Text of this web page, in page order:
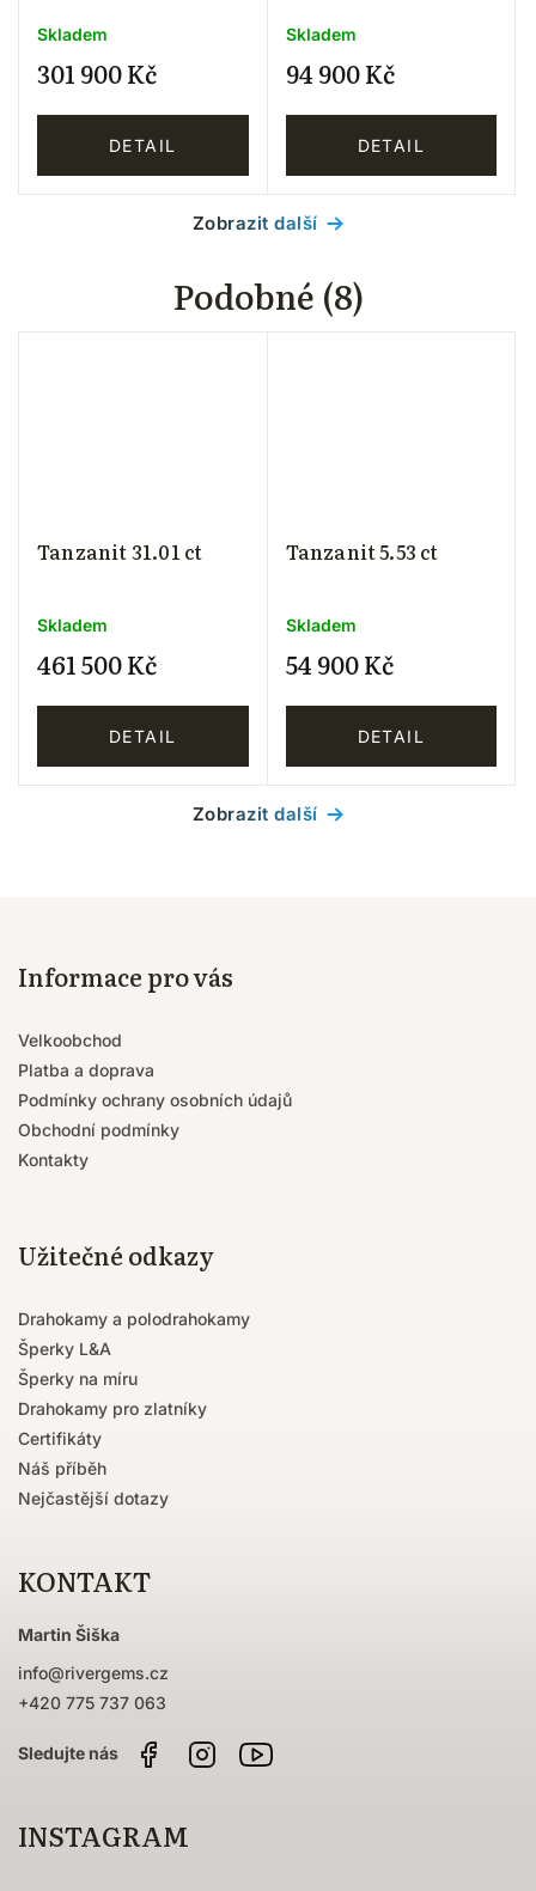
Skladem
301 900 Kč
DETAIL
Skladem
94 900 Kč
DETAIL
Zobrazit další
Podobné (8)
Tanzanit 31.01 ct
Skladem
461 500 Kč
DETAIL
Tanzanit 5.53 ct
Skladem
54 900 Kč
DETAIL
Zobrazit další
Informace pro vás
Velkoobchod
Platba a doprava
Podmínky ochrany osobních údajů
Obchodní podmínky
Kontakty
Užitečné odkazy
Drahokamy a polodrahokamy
Šperky L&A
Šperky na míru
Drahokamy pro zlatníky
Certifikáty
Náš příběh
Nejčastější dotazy
KONTAKT
Martin Šiška
info@rivergems.cz
+420 775 737 063
FacebookInstagram
INSTAGRAM